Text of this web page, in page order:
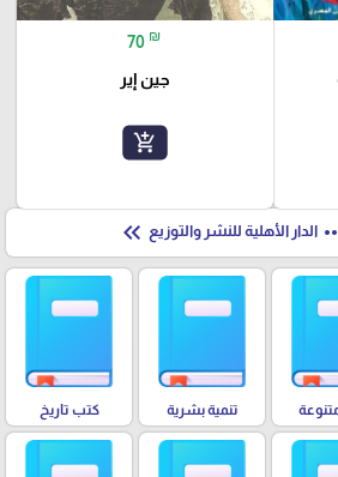
70 ₪
جين إير
add_shopping_cart
الدار الأهلية للنشر والتوزيع keyboard_double_arrow_left
تنمية بشرية كتب تاريخ